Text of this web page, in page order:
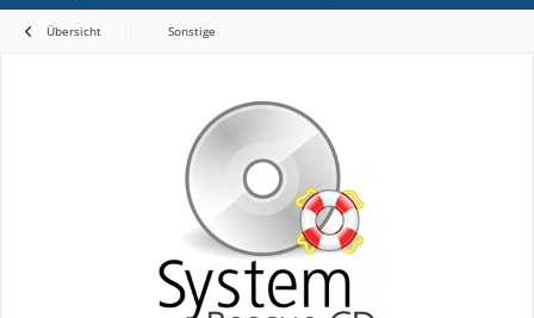
Übersicht Sonstige